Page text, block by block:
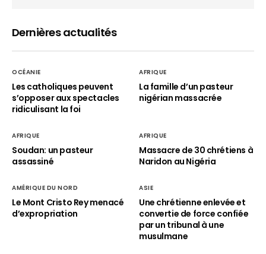
Dernières actualités
OCÉANIE
Les catholiques peuvent
s’opposer aux spectacles
ridiculisant la foi
AFRIQUE
La famille d’un pasteur
nigérian massacrée
AFRIQUE
Soudan: un pasteur
assassiné
AFRIQUE
Massacre de 30 chrétiens à
Naridon au Nigéria
AMÉRIQUE DU NORD
Le Mont Cristo Rey menacé
d’expropriation
ASIE
Une chrétienne enlevée et
convertie de force confiée
par un tribunal à une
musulmane